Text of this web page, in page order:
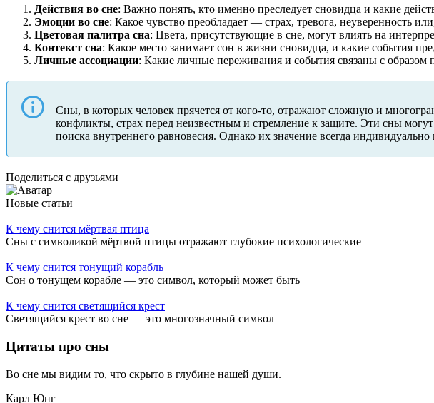
Действия во сне: Важно понять, кто именно преследует сновидца и какие
Эмоции во сне: Какое чувство преобладает — страх, тревога, неуверенность
Цветовая палитра сна: Цвета, присутствующие в сне, могут влиять на
Контекст сна: Какое место занимает сон в жизни сновидца, и какие события
Личные ассоциации: Какие личные переживания и события связаны с образом
Сны, в которых человек прячется от кого-то, отражают сложную и
конфликты, страх перед неизвестным и стремление к защите. Эти сны
поиска внутреннего равновесия. Однако их значение всегда
Поделиться с друзьями
Новые статьи
К чему снится мёртвая птица
Сны с символикой мёртвой птицы отражают глубокие психологические
К чему снится тонущий корабль
Сон о тонущем корабле — это символ, который может быть
К чему снится светящийся крест
Светящийся крест во сне — это многозначный символ
Цитаты про сны
Во сне мы видим то, что скрыто в глубине нашей души.
Карл Юнг